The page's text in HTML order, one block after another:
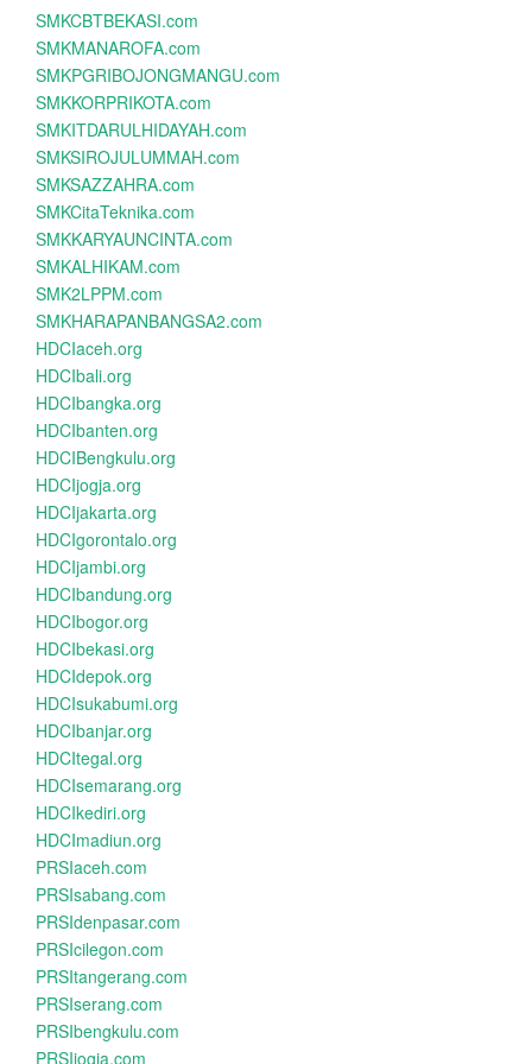
SMKCBTBEKASI.com
SMKMANAROFA.com
SMKPGRIBOJONGMANGU.com
SMKKORPRIKOTA.com
SMKITDARULHIDAYAH.com
SMKSIROJULUMMAH.com
SMKSAZZAHRA.com
SMKCitaTeknika.com
SMKKARYAUNCINTA.com
SMKALHIKAM.com
SMK2LPPM.com
SMKHARAPANBANGSA2.com
HDCIaceh.org
HDCIbali.org
HDCIbangka.org
HDCIbanten.org
HDCIBengkulu.org
HDCIjogja.org
HDCIjakarta.org
HDCIgorontalo.org
HDCIjambi.org
HDCIbandung.org
HDCIbogor.org
HDCIbekasi.org
HDCIdepok.org
HDCIsukabumi.org
HDCIbanjar.org
HDCItegal.org
HDCIsemarang.org
HDCIkediri.org
HDCImadiun.org
PRSIaceh.com
PRSIsabang.com
PRSIdenpasar.com
PRSIcilegon.com
PRSItangerang.com
PRSIserang.com
PRSIbengkulu.com
PRSIjogja.com